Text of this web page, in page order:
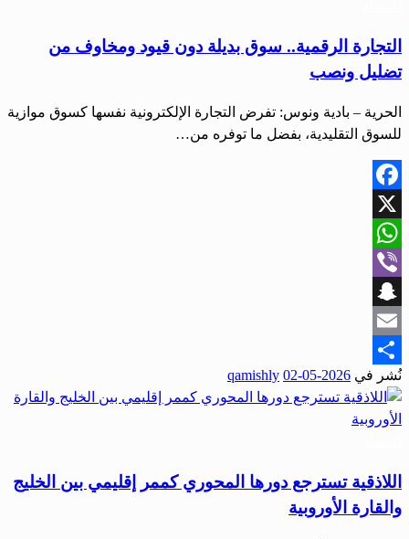
التجارة الرقمية.. سوق بديلة دون قيود ومخاوف من
تضليل ونصب
الحرية – بادية ونوس: تفرض التجارة الإلكترونية نفسها كسوق موازية
للسوق التقليدية، بفضل ما توفره من…
Facebook
X
WhatsApp
Viber
Snapchat
Email
Share
نُشر في 2026-05-02
qamishly
اللاذقية تسترجع دورها المحوري كممر إقليمي بين الخليج
والقارة الأوروبية